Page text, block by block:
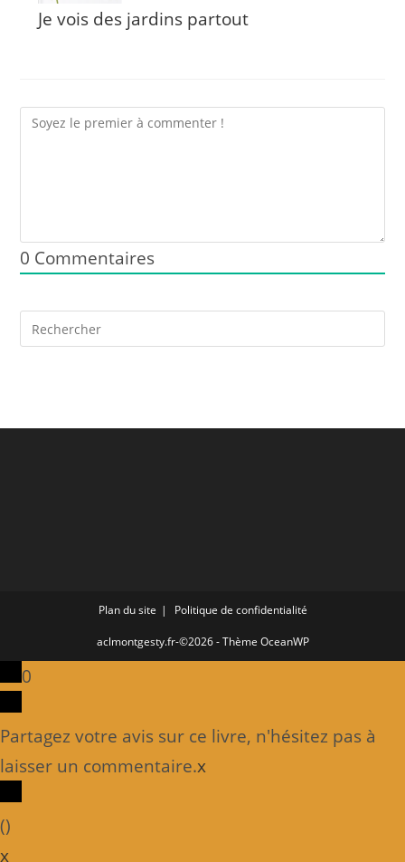
Je vois des jardins partout
0 Commentaires
Plan du site Politique de confidentialité
aclmontgesty.fr-©2026 - Thème OceanWP
0
Partagez votre avis sur ce livre, n'hésitez pas à
laisser un commentaire.x
()
x